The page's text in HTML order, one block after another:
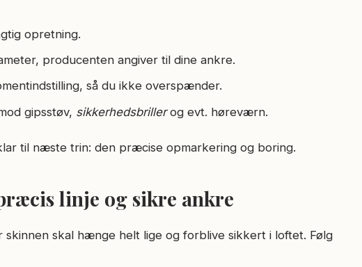
opretning.
producenten angiver til dine ankre.
så du ikke overspænder.
gipsstøv, sikkerheds­brillerog evt. høreværn.
til næste trin: den præcise opmarkering og boring.
linje og sikre ankre
skal hænge helt lige og forblive sikkert i loftet. Følg